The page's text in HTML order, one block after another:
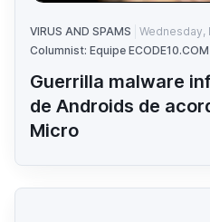
VIRUS AND SPAMS
Wednesday,
Columnist: Equipe ECODE10.COM
Guerrilla malware
de Androids de
Micro